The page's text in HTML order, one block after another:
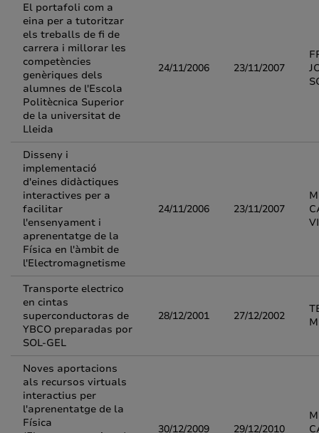
El portafoli com a
eina per a tutoritzar
els treballs de fi de
carrera i millorar les
competències
genèriques dels
alumnes de l'Escola
Politècnica Superior
de la universitat de
Lleida
24/11/2006 23/11/2007
Disseny i
implementació
d'eines didàctiques
interactives per a
facilitar
l'ensenyament i
aprenentatge de la
Física en l'àmbit de
l'Electromagnetisme
24/11/2006 23/11/2007
Transporte electrico
en cintas
superconductoras de
YBCO preparadas por
SOL-GEL
28/12/2001 27/12/2002
Noves aportacions
als recursos virtuals
interactius per
l'aprenentatge de la
Física
30/12/2009 29/12/2010